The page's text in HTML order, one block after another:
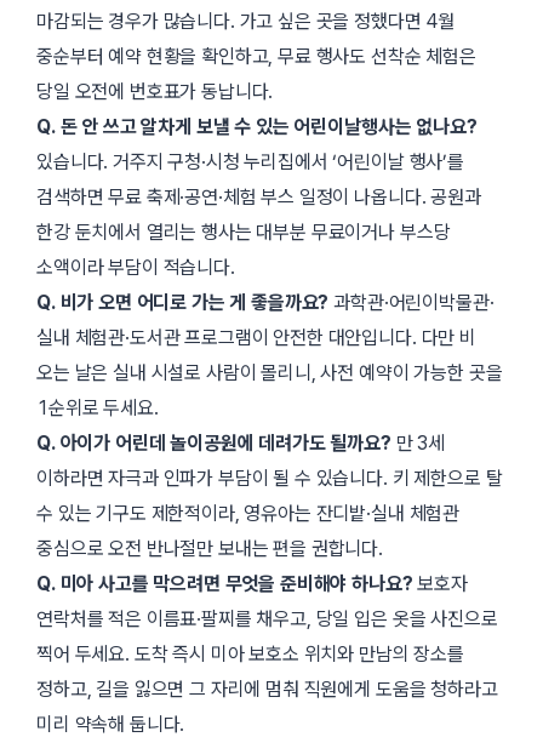
마감되는 경우가 많습니다. 가고 싶은 곳을 정했다면 4월
중순부터 예약 현황을 확인하고, 무료 행사도 선착순 체험은
당일 오전에 번호표가 동납니다.
Q. 돈 안 쓰고 알차게 보낼 수 있는 어린이날행사는 없나요?
있습니다. 거주지 구청·시청 누리집에서 ‘어린이날 행사’를
검색하면 무료 축제·공연·체험 부스 일정이 나옵니다. 공원과
한강 둔치에서 열리는 행사는 대부분 무료이거나 부스당
소액이라 부담이 적습니다.
Q. 비가 오면 어디로 가는 게 좋을까요? 과학관·어린이박물관·
실내 체험관·도서관 프로그램이 안전한 대안입니다. 다만 비
오는 날은 실내 시설로 사람이 몰리니, 사전 예약이 가능한 곳을
1순위로 두세요.
Q. 아이가 어린데 놀이공원에 데려가도 될까요? 만 3세
이하라면 자극과 인파가 부담이 될 수 있습니다. 키 제한으로 탈
수 있는 기구도 제한적이라, 영유아는 잔디밭·실내 체험관
중심으로 오전 반나절만 보내는 편을 권합니다.
Q. 미아 사고를 막으려면 무엇을 준비해야 하나요? 보호자
연락처를 적은 이름표·팔찌를 채우고, 당일 입은 옷을 사진으로
찍어 두세요. 도착 즉시 미아 보호소 위치와 만남의 장소를
정하고, 길을 잃으면 그 자리에 멈춰 직원에게 도움을 청하라고
미리 약속해 둡니다.